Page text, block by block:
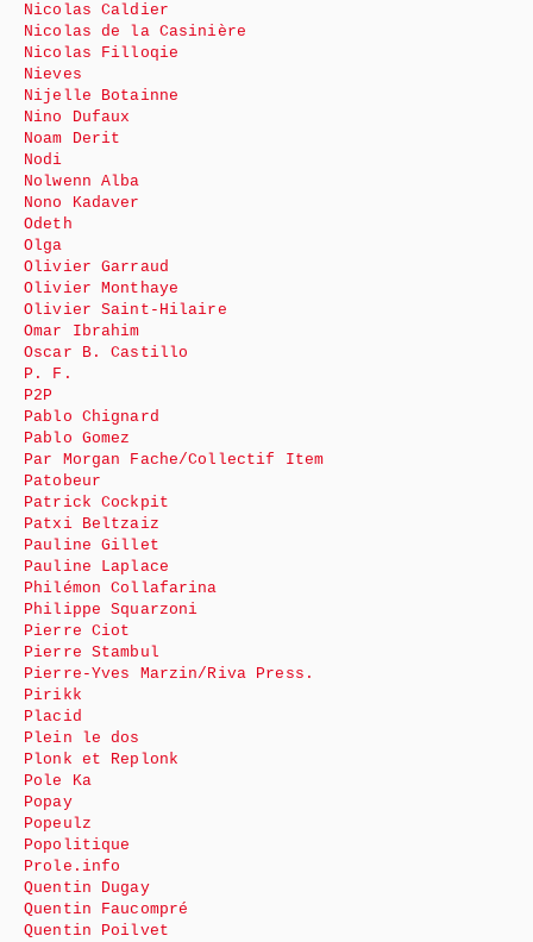
Nicolas Caldier
Nicolas de la Casinière
Nicolas Filloqie
Nieves
Nijelle Botainne
Nino Dufaux
Noam Derit
Nodi
Nolwenn Alba
Nono Kadaver
Odeth
Olga
Olivier Garraud
Olivier Monthaye
Olivier Saint-Hilaire
Omar Ibrahim
Oscar B. Castillo
P. F.
P2P
Pablo Chignard
Pablo Gomez
Par Morgan Fache/Collectif Item
Patobeur
Patrick Cockpit
Patxi Beltzaiz
Pauline Gillet
Pauline Laplace
Philémon Collafarina
Philippe Squarzoni
Pierre Ciot
Pierre Stambul
Pierre-Yves Marzin/Riva Press.
Pirikk
Placid
Plein le dos
Plonk et Replonk
Pole Ka
Popay
Popeulz
Popolitique
Prole.info
Quentin Dugay
Quentin Faucompré
Quentin Poilvet